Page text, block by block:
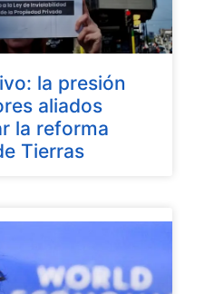
la presión
aliados
la reforma
Tierras